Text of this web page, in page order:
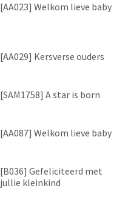
[AA023] Welkom lieve baby
[AA029] Kersverse ouders
[SAM1758] A star is born
[AA087] Welkom lieve baby
[B036] Gefeliciteerd met
jullie kleinkind